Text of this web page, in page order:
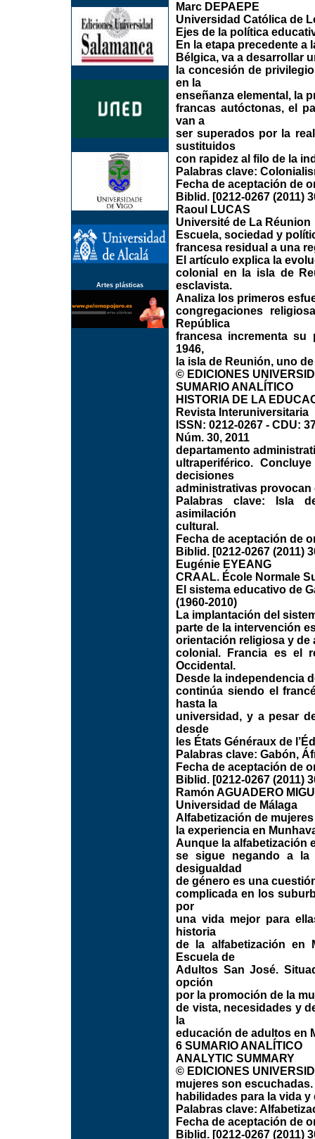
Artes plásticas
Marc DEPAEPE
Universidad Católica de
Ejes de la política
En la etapa precedente
Bélgica, va a desarrollar
la concesión de
en la
enseñanza elemental, la
francas autóctonas, el
van a
ser superados por la
sustituidos
con rapidez al filo de la
Palabras clave:
Fecha de aceptación de
Biblid. [0212-0267 (2011)
Raoul LUCAS
Université de La Réunion
Escuela, sociedad y
francesa residual a una
El artículo explica la
colonial en la isla de
esclavista.
Analiza los primeros
congregaciones
República
francesa incrementa su
1946,
la isla de Reunión, uno
© EDICIONES
SUMARIO ANALÍTICO
HISTORIA DE LA
Revista Interuniversitaria
ISSN: 0212-0267 - CDU:
Núm. 30, 2011
departamento
ultraperiférico.
decisiones
administrativas provocan
Palabras clave: Isla
asimilación
cultural.
Fecha de aceptación de
Biblid. [0212-0267 (2011)
Eugénie EYEANG
CRAAL. École Normale
El sistema educativo de
(1960-2010)
La implantación del
parte de la intervención
orientación religiosa y de
colonial. Francia es el
Occidental.
Desde la independencia
continúa siendo el
hasta la
universidad, y a pesar
desde
les États Généraux de
Palabras clave: Gabón,
Fecha de aceptación de
Biblid. [0212-0267 (2011)
Ramón AGUADERO
Universidad de Málaga
Alfabetización de
la experiencia en
Aunque la alfabetización
se sigue negando a la
desigualdad
de género es una
complicada en los
por
una vida mejor para
historia
de la alfabetización en
Escuela de
Adultos San José.
opción
por la promoción de la
de vista, necesidades y
la
educación de adultos en
6 SUMARIO ANALÍTICO
ANALYTIC SUMMARY
© EDICIONES
mujeres son
habilidades para la vida
Palabras clave:
Fecha de aceptación de
Biblid. [0212-0267 (2011)